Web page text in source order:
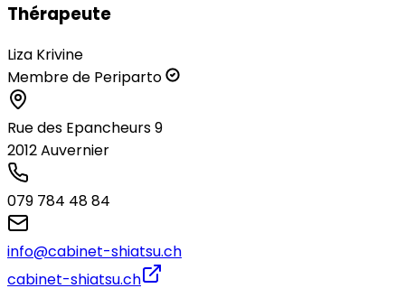
Thérapeute
Liza Krivine
Membre de Periparto
Rue des Epancheurs 9
2012Auvernier
079 784 48 84
info@cabinet-shiatsu.ch
cabinet-shiatsu.ch